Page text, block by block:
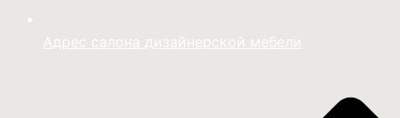
Адрес салона дизайнерской мебели